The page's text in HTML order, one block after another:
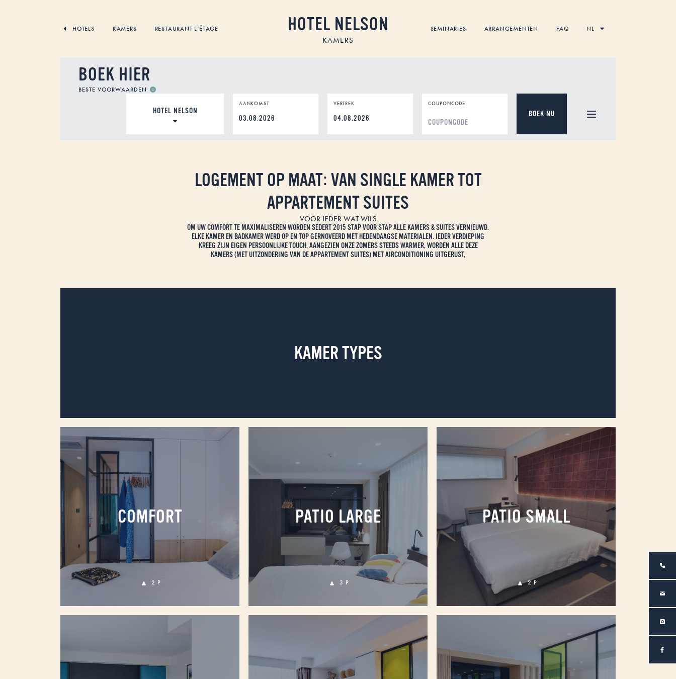
HOTELS
KAMERS RESTAURANT L’ÉTAGE HOTEL NELSON
KAMERS
SEMINARIES ARRANGEMENTEN FAQ NL
BOEK HIER
BESTE VOORWAARDEN
AANKOMST VERTREK COUPONCODE
LOGEMENT OP MAAT: VAN SINGLE KAMER TOT
APPARTEMENT SUITES
VOOR IEDER WAT WILS
OM UW COMFORT TE MAXIMALISEREN WORDEN SEDERT 2015 STAP VOOR STAP ALLE KAMERS & SUITES VERNIEUWD.
ELKE KAMER EN BADKAMER WERD OP EN TOP GERNOVEERD MET HEDENDAAGSE MATERIALEN. IEDER VERDIEPING
KREEG ZIJN EIGEN PERSOONLIJKE TOUCH, AANGEZIEN ONZE ZOMERS STEEDS WARMER, WORDEN ALLE DEZE
KAMERS (MET UITZONDERING VAN DE APPARTEMENT SUITES) MET AIRCONDITIONING UITGERUST,
KAMER TYPES
COMFORT
2 P
PATIO LARGE
3 P
PATIO SMALL
2 P